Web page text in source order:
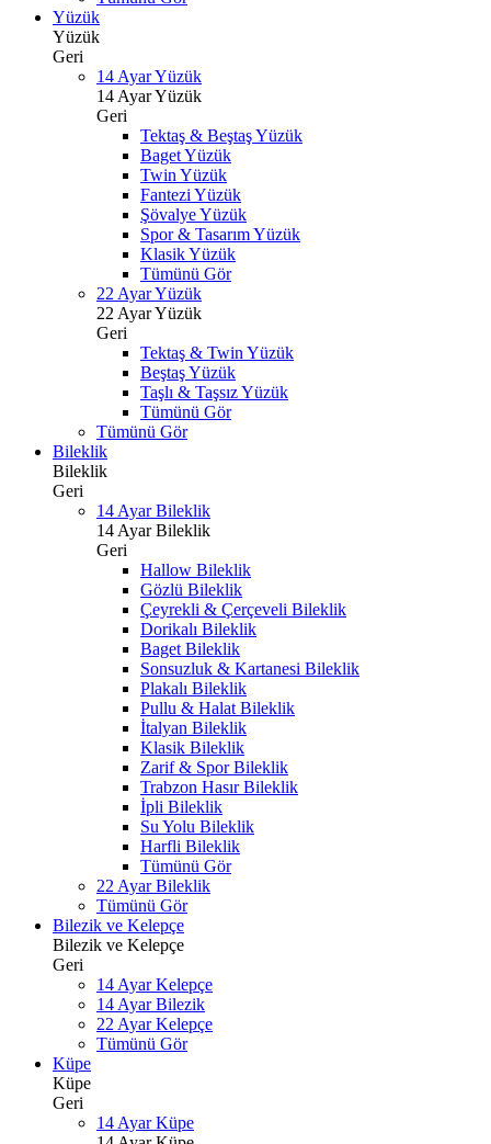
Yüzük
Yüzük
Geri
14 Ayar Yüzük
14 Ayar Yüzük
Geri
Tektaş & Beştaş Yüzük
Baget Yüzük
Twin Yüzük
Fantezi Yüzük
Şövalye Yüzük
Spor & Tasarım Yüzük
Klasik Yüzük
Tümünü Gör
22 Ayar Yüzük
22 Ayar Yüzük
Geri
Tektaş & Twin Yüzük
Beştaş Yüzük
Taşlı & Taşsız Yüzük
Tümünü Gör
Tümünü Gör
Bileklik
Bileklik
Geri
14 Ayar Bileklik
14 Ayar Bileklik
Geri
Hallow Bileklik
Gözlü Bileklik
Çeyrekli & Çerçeveli Bileklik
Dorikalı Bileklik
Baget Bileklik
Sonsuzluk & Kartanesi Bileklik
Plakalı Bileklik
Pullu & Halat Bileklik
İtalyan Bileklik
Klasik Bileklik
Zarif & Spor Bileklik
Trabzon Hasır Bileklik
İpli Bileklik
Su Yolu Bileklik
Harfli Bileklik
Tümünü Gör
22 Ayar Bileklik
Tümünü Gör
Bilezik ve Kelepçe
Bilezik ve Kelepçe
Geri
14 Ayar Kelepçe
14 Ayar Bilezik
22 Ayar Kelepçe
Tümünü Gör
Küpe
Küpe
Geri
14 Ayar Küpe